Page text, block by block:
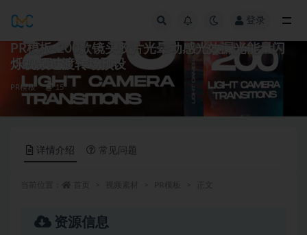
登录
PR模板-200款镜头胶片光晕动感光效漏光能量闪
烁视频过渡转场预设
PR模板 15
详情介绍 常见问题
资源信息